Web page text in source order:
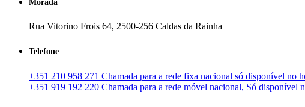
Morada
Rua Vitorino Frois 64, 2500-256 Caldas da Rainha
Telefone
+351 210 958 271 Chamada para a rede fixa nacional só disponível no
+351 919 192 220 Chamada para a rede móvel nacional, Só disponível